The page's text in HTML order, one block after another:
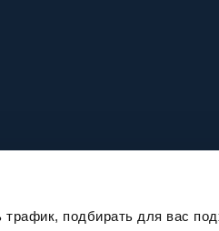
подбирать для вас